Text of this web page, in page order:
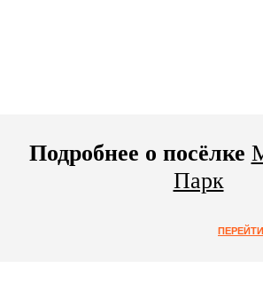
Подробнее о посёлке
Парк